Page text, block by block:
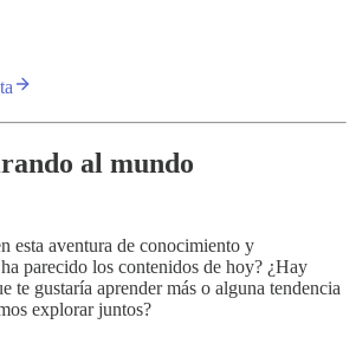
al mundo
esta aventura de conocimiento y
parecido los contenidos de hoy? ¿Hay
te gustaría aprender más o alguna tendencia
explorar juntos?